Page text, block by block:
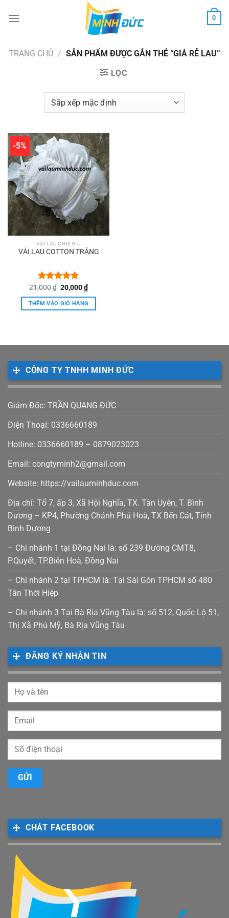
đến
0
TRANG CHỦ / SẢN PHẨM ĐƯỢC GẮN THẺ “GIÁ RẺ LAU”
LỌC
-5%
VẢI LAU CHÙI B.U
VẢI LAU COTTON TRẮNG
Được xếp
hạng5.00
5 sao
21,000₫ Giá
gốc
là:
21,000 ₫.
20,000₫Giá
hiện
tại
là:
THÊM VÀO GIỎ HÀNG
CÔNG TY TNHH MINH ĐỨC
Giám Đốc: TRẦN QUANG ĐỨC
Điện Thoại: 0336660189
Hotline: 0336660189 – 0879023023
Email: congtyminh2@gmail.com
Website: https://vailauminhduc.com
Địa chỉ: Tổ 7, ấp 3, Xã Hội Nghĩa, TX. Tân Uyên, T. Bình
Dương – KP4, Phường Chánh Phú Hoà, TX Bến Cát, Tỉnh
Bình Dương
– Chi nhánh 1 tại Đồng Nai là: số 239 Đường CMT8,
P.Quyết, TP.Biên Hoà, Đồng Nai
– Chi nhánh 2 tại TPHCM là: Tại Sài Gòn TPHCM số 480
Tân Thới Hiệp
– Chi nhánh 3 Tại Bà Rịa Vũng Tàu là: số 512, Quốc Lộ 51,
Thị Xã Phú Mỹ, Bà Rịa Vũng Tàu
ĐĂNG KÝ NHẬN TIN
CHÁT FACEBOOK